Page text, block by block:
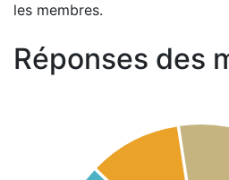
les membres.
Réponses des